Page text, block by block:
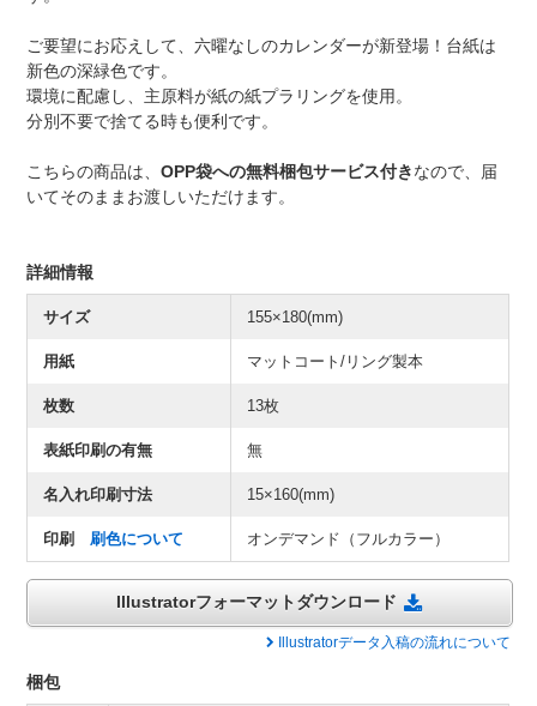
ご要望にお応えして、六曜なしのカレンダーが新登場！台紙は
新色の深緑色です。
環境に配慮し、主原料が紙の紙プラリングを使用。
分別不要で捨てる時も便利です。
こちらの商品は、OPP袋への無料梱包サービス付きなので、届
いてそのままお渡しいただけます。
詳細情報
サイズ 155×180(mm)
用紙 マットコート/リング製本
枚数 13枚
表紙印刷の有無 無
名入れ印刷寸法 15×160(mm)
印刷刷色について オンデマンド（フルカラー）
Illustratorフォーマットダウンロード
Illustratorデータ入稿の流れについて
梱包